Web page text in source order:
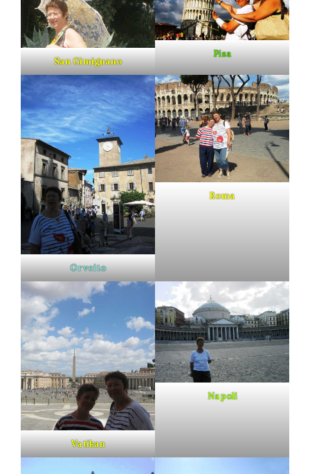
San Gimignano
Pisa
Orveito
Roma
Vatikan
Napoli